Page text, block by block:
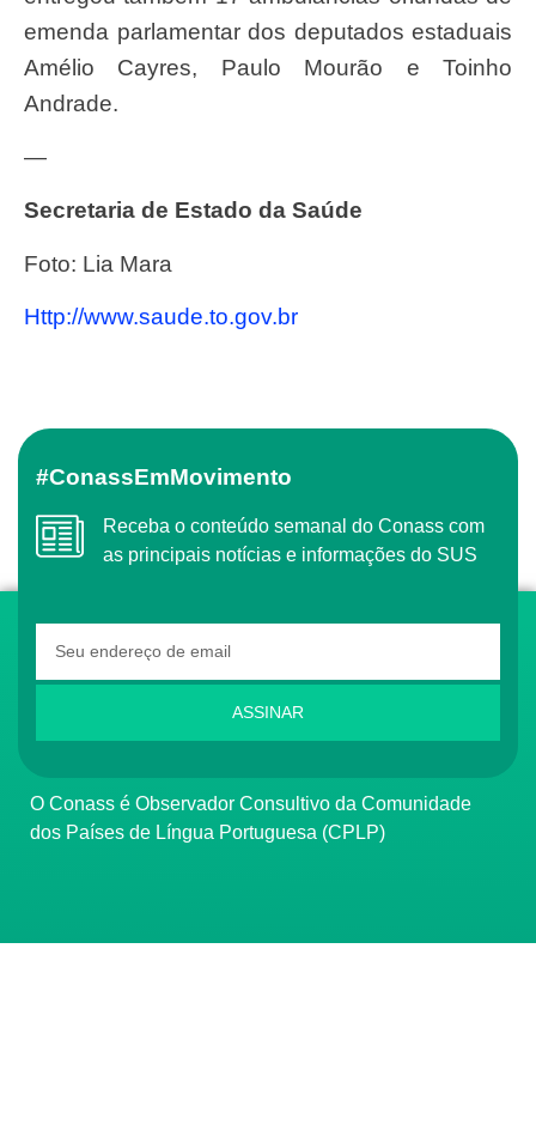
emenda parlamentar dos deputados estaduais
Amélio Cayres, Paulo Mourão e Toinho
Andrade.
—
Secretaria de Estado da Saúde
Foto: Lia Mara
http://www.saude.to.gov.br
#ConassEmMovimento
Receba o conteúdo semanal do Conass com
as principais notícias e informações do SUS
ASSINAR
O Conass é Observador Consultivo da Comunidade
dos Países de Língua Portuguesa (CPLP)